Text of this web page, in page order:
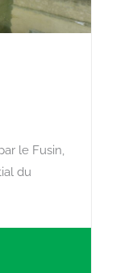
le Fusin,
du